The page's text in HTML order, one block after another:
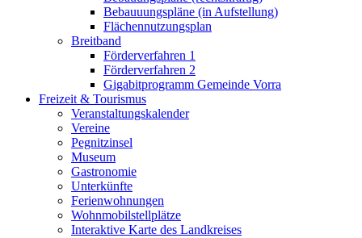
Bebauuungspläne (in Aufstellung)
Flächennutzungsplan
Breitband
Förderverfahren 1
Förderverfahren 2
Gigabitprogramm Gemeinde Vorra
Freizeit & Tourismus
Veranstaltungskalender
Vereine
Pegnitzinsel
Museum
Gastronomie
Unterkünfte
Ferienwohnungen
Wohnmobilstellplätze
Interaktive Karte des Landkreises